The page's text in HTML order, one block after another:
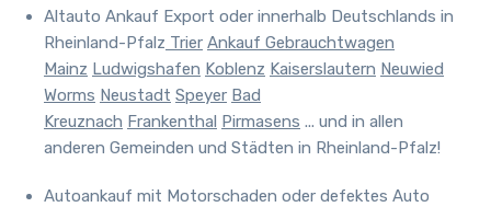
Altauto Ankauf Export oder innerhalb Deutschlands in
Rheinland-Pfalz Trier Ankauf Gebrauchtwagen
Mainz Ludwigshafen Koblenz Kaiserslautern Neuwied
Worms Neustadt Speyer Bad
Kreuznach Frankenthal Pirmasens ... und in allen
anderen Gemeinden und Städten in Rheinland-Pfalz!
Autoankauf mit Motorschaden oder defektes Auto